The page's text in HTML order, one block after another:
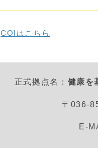
COIはこちら
正式拠点名： 健康を
〒036-
E-